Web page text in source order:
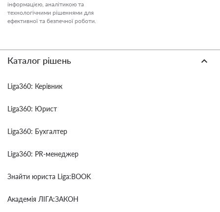
інформацією, аналітикою та
технологічними рішеннями для
ефективної та безпечної роботи.
Каталог рішень
Liga360: Керівник
Liga360: Юрист
Liga360: Бухгалтер
Liga360: PR-менеджер
Знайти юриста Liga:BOOK
Академія ЛІГА:ЗАКОН